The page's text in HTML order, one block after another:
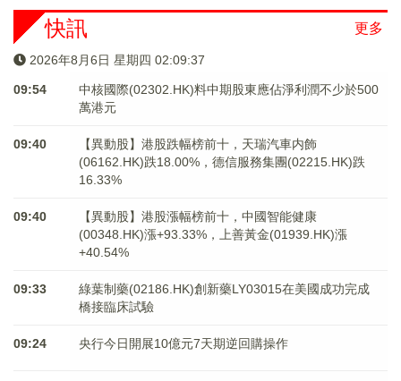
更多
快訊
2026年8月6日 星期四 02:09:37
09:54
中核國際(02302.HK)料中期股東應佔淨利潤不少於500
萬港元
09:40
【異動股】港股跌幅榜前十，天瑞汽車内飾
(06162.HK)跌18.00%，德信服務集團(02215.HK)跌
16.33%
09:40
【異動股】港股漲幅榜前十，中國智能健康
(00348.HK)漲+93.33%，上善黃金(01939.HK)漲
+40.54%
09:33
綠葉制藥(02186.HK)創新藥LY03015在美國成功完成
橋接臨床試驗
09:24 央行今日開展10億元7天期逆回購操作